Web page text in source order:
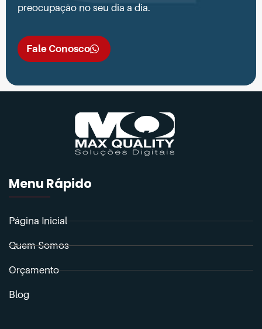
preocupação no seu dia a dia.
Fale Conosco
Menu Rápido
Página Inicial
Quem Somos
Orçamento
Blog